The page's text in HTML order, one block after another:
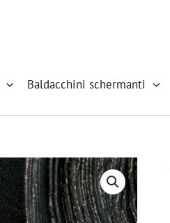
Baldacchini schermanti